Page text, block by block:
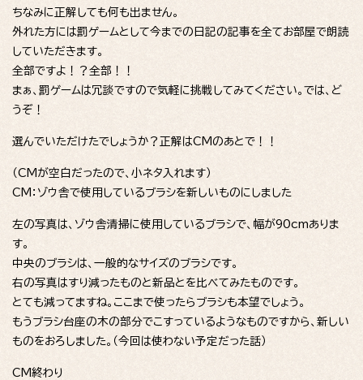
ちなみに正解しても何も出ません。
外れた方には罰ゲームとして今までの日記の記事を全てお部屋で朗読
していただきます。
全部ですよ！？全部！！
まぁ、罰ゲームは冗談ですので気軽に挑戦してみてください。では、ど
うぞ！
選んでいただけたでしょうか？正解はCMのあとで！！
（CMが空白だったので、小ネタ入れます）
CM：ゾウ舎で使用しているブラシを新しいものにしました
左の写真は、ゾウ舎清掃に使用しているブラシで、幅が90cmありま
す。
中央のブラシは、一般的なサイズのブラシです。
右の写真はすり減ったものと新品とを比べてみたものです。
とても減ってますね。ここまで使ったらブラシも本望でしょう。
もうブラシ台座の木の部分でこすっているようなものですから、新しい
ものをおろしました。（今回は使わない予定だった話）
CM終わり